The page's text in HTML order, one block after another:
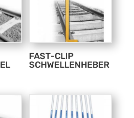
FAST-CLIP
SCHWELLENHEBER